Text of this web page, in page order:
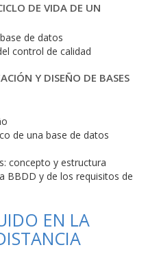
DE VIDA DE UN
de datos
control de calidad
Y DISEÑO DE BASES
de una base de datos
concepto y estructura
BBDD y de los requisitos de
EN LA